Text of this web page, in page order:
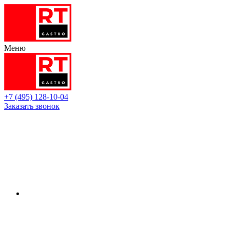
Меню
+7 (495) 128-10-04
Заказать звонок